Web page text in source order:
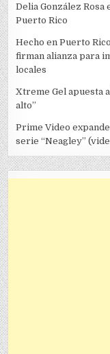
Delia González
Puerto Rico
Hecho en Puerto
firman alianza para
locales
Xtreme Gel apuesta
alto”
Prime Video
serie “Neagley”